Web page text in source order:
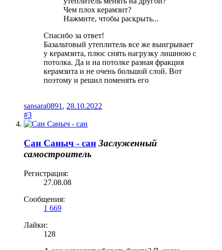
Чем плох керамзит?
Нажмите, чтобы раскрыть...
Спасибо за ответ!
Базальтовый утеплитель все же выигрывает
у керамзита, плюс снять нагрузку лишнюю с
потолка. Да и на потолке разная фракция
керамзита и не очень большой слой. Вот
поэтому и решил поменять его
sansara0891 , 28.10.2022
#3
Сан Саныч - сан Заслуженный
самостроитель
Регистрация:
27.08.08
Сообщения:
1 669
Лайки:
128